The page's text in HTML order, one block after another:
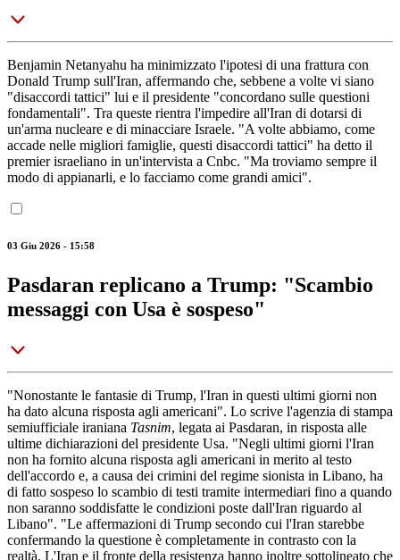
Benjamin Netanyahu ha minimizzato l'ipotesi di una frattura con
Donald Trump sull'Iran, affermando che, sebbene a volte vi siano
"disaccordi tattici" lui e il presidente "concordano sulle questioni
fondamentali". Tra queste rientra l'impedire all'Iran di dotarsi di
un'arma nucleare e di minacciare Israele. "A volte abbiamo, come
accade nelle migliori famiglie, questi disaccordi tattici" ha detto il
premier israeliano in un'intervista a Cnbc. "Ma troviamo sempre il
modo di appianarli, e lo facciamo come grandi amici".
03 Giu 2026 - 15:58
Pasdaran replicano a Trump: "Scambio
messaggi con Usa è sospeso"
"Nonostante le fantasie di Trump, l'Iran in questi ultimi giorni non
ha dato alcuna risposta agli americani". Lo scrive l'agenzia di stampa
semiufficiale iraniana Tasnim, legata ai Pasdaran, in risposta alle
ultime dichiarazioni del presidente Usa. "Negli ultimi giorni l'Iran
non ha fornito alcuna risposta agli americani in merito al testo
dell'accordo e, a causa dei crimini del regime sionista in Libano, ha
di fatto sospeso lo scambio di testi tramite intermediari fino a quando
non saranno soddisfatte le condizioni poste dall'Iran riguardo al
Libano". "Le affermazioni di Trump secondo cui l'Iran starebbe
confermando la questione è completamente in contrasto con la
realtà. L'Iran e il fronte della resistenza hanno inoltre sottolineato che